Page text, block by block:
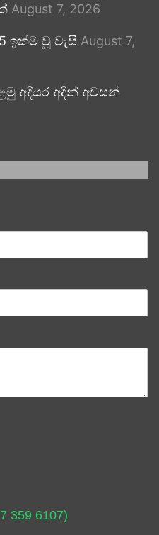
August 7, 2026
ඉක්ම වූ වැසි August 7,
අදියර අදින් අවසන්
359 6107)